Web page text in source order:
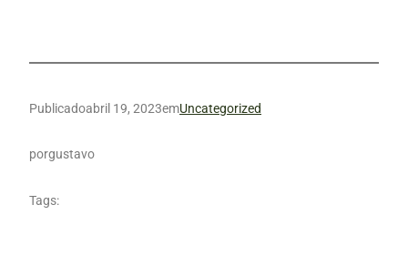
Publicadoabril 19, 2023emUncategorized
porgustavo
Tags: